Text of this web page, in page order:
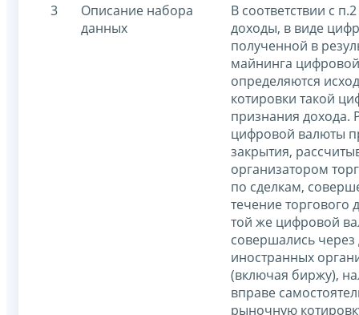
3
Описание набора
данных
В соответствии с
доходы, в виде
полученной в
майнинга
определяются
котировки такой
признания дохода.
цифровой валюты
закрытия,
организатором
по сделкам,
течение торгового
той же цифровой
совершались через
иностранных
(включая биржу),
вправе
рыночную